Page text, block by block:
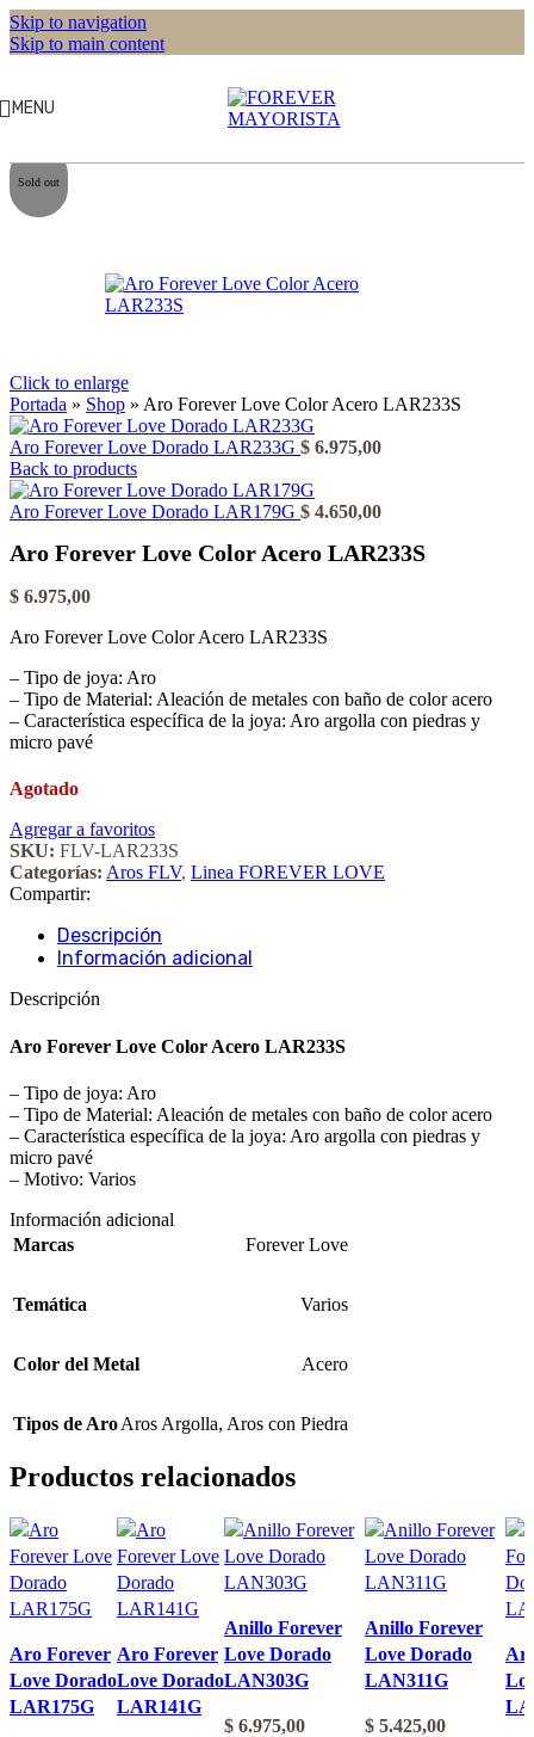
Skip to navigation
Skip to main content
MENU
Sold out
Click to enlarge
Portada » Shop » Aro Forever Love Color Acero LAR233S
Aro Forever Love Dorado LAR233G $ 6.975,00
Back to products
Aro Forever Love Dorado LAR179G $ 4.650,00
Aro Forever Love Color Acero LAR233S
$ 6.975,00
Aro Forever Love Color Acero LAR233S
– Tipo de joya: Aro
– Tipo de Material: Aleación de metales con baño de color acero
– Característica específica de la joya: Aro argolla con piedras y
micro pavé
Agotado
Agregar a favoritos
SKU: FLV-LAR233S
Categorías: Aros FLV, Linea FOREVER LOVE
Compartir:
Descripción
Información adicional
Descripción
Aro Forever Love Color Acero LAR233S
– Tipo de joya: Aro
– Tipo de Material: Aleación de metales con baño de color acero
– Característica específica de la joya: Aro argolla con piedras y
micro pavé
– Motivo: Varios
Información adicional
Marcas
Forever Love
Temática Varios
Color del Metal Acero
Tipos de AroAros Argolla, Aros con Piedra
Productos relacionados
Agregar a
favoritos
Aro Forever
Love Dorado
LAR175G
Agregar a
favoritos
Aro Forever
Love Dorado
LAR141G
Agregar a
favoritos
Anillo Forever
Love Dorado
LAN303G
$ 6.975,00
Agregar a
favoritos
Anillo Forever
Love Dorado
LAN311G
$ 5.425,00